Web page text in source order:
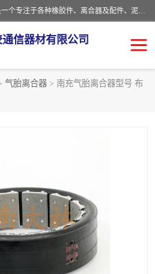
河南大林橡胶通信器材有限公司是一个专注于各种橡胶件、离合器及配件、泥浆泵及配件等产品设计制造和加工的企业。产品应用于矿山、冶金、石油、钢铁、化工、水泥、船舶、造纸、通用机械等各种大功率机械传动或制动装置。
信器材有限公司
气胎离合器 > 南充气胎离合器型号 布
气动元件
CB离合器
实芯轮胎